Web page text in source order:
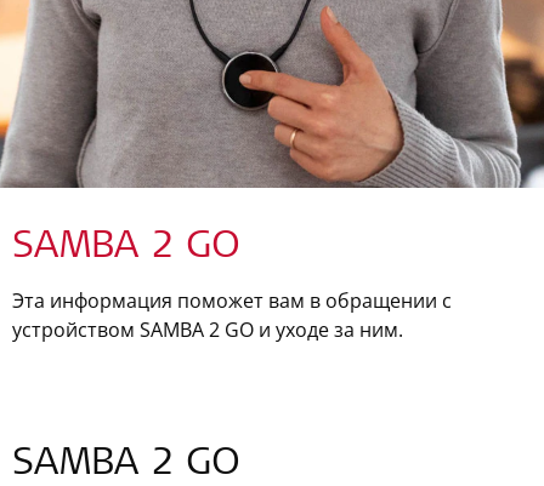
SAMBA 2 GO
Эта информация поможет вам в обращении с
устройством SAMBA 2 GO и уходе за ним.
SAMBA 2 GO